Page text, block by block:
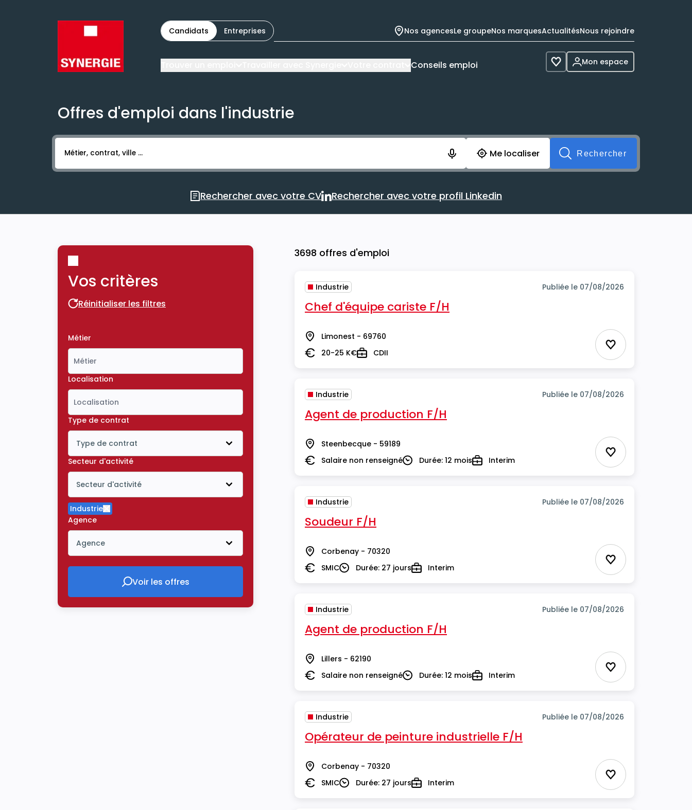
Candidats Entreprises Nos agencesLe groupeNos marquesActualitésNous rejoindre
Conseils emploi Voir les favoris
Mon espace
Offres d'emploi dans l'industrie
Activer l’élément pour lancer l’enregistrement. Vous aurez 10 secondes pour enregistrer votre recherche avant soumission du formulaire. Vous
Me localiser
Rechercher
Rechercher avec votre CV
Rechercher avec votre CV
Rechercher avec votre profil Linkedin
Rechercher avec votre profil Linkedin
Vos critères
Réinitialiser les filtres
Réinitialiser les filtres
Métier
Localisation
Type de contrat
Type de contrat
Icône ouvrir la liste déroulante
Secteur d'activité
Secteur d'activité
Icône ouvrir la liste déroulante
Industrie
Supprimer le critère Industrie
Agence
Agence
Icône ouvrir la liste déroulante
Voir les offres
Voir les offres
3698 offres d'emploi
Industrie Publiée le 07/08/2026
Chef d'équipe cariste F/H
Lieu Limonest - 69760
Salaire20-25 K€TypeCDII Ajouter aux
Industrie Publiée le 07/08/2026
Agent de production F/H
Lieu Steenbecque - 59189
SalaireSalaire non renseignéDuréeDurée: 12 moisTypeInterim Ajouter aux
Industrie Publiée le 07/08/2026
Soudeur F/H
Lieu Corbenay - 70320
Salaire
SMICDuréeDurée: 27 joursTypeInterim Ajouter aux
Industrie Publiée le 07/08/2026
Agent de production F/H
Lieu Lillers - 62190
SalaireSalaire non renseignéDuréeDurée: 12 moisTypeInterim Ajouter aux
Industrie Publiée le 07/08/2026
Opérateur de peinture industrielle F/H
Lieu Corbenay - 70320
Salaire
SMICDuréeDurée: 27 joursTypeInterim Ajouter aux